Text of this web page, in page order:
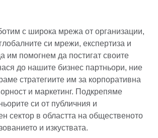
с широка мрежа от организации,
си мрежи, експертиза и
им помогнем да постигат своите
до нашите бизнес партньори, ние
стратегиите им за корпоративна
и маркетинг. Подкрепяме
си от публичния и
сектор в областта на общественото
и изкуствата.